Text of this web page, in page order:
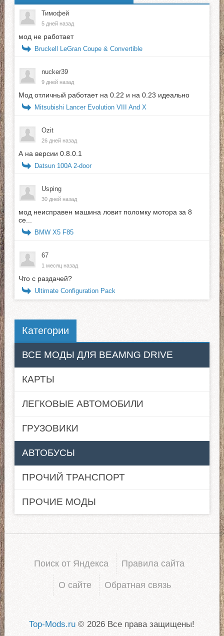
Тимофей
5 дней назад
мод не работает
Bruckell LeGran Coupe & Convertible
nucker39
9 дней назад
Мод отличный работает на 0.22 и на 0.23 идеально
Mitsubishi Lancer Evolution VIII And X
Ozit
26 дней назад
А на версии 0.8.0.1
Datsun 100A 2-door
Usping
30 дней назад
мод неисправен машина ловит поломку мотора за 8
се...
BMW X5 F85
67
1 месяц назад
Что с раздачей?
Ultimate Configuration Pack
Категории
ВСЕ МОДЫ ДЛЯ BEAMNG DRIVE
КАРТЫ
ЛЕГКОВЫЕ АВТОМОБИЛИ
ГРУЗОВИКИ
АВТОБУСЫ
ПРОЧИЙ ТРАНСПОРТ
ПРОЧИЕ МОДЫ
Поиск от Яндекса Правила сайта
О сайте Обратная связь
Top-Mods.ru © 2026 Все права защищены!